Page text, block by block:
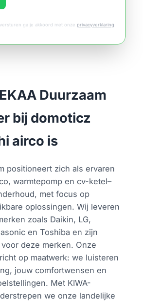
ga je akkoord met onze privacyverklaring
Duurzaam
bij domoticz
airco is
positioneert zich als ervaren
warmtepomp en cv-ketel–
met focus op
oplossingen. Wij leveren
zoals Daikin, LG,
en Toshiba en zijn
deze merken. Onze
op maatwerk: we luisteren
jouw comfortwensen en
Met KIWA-
we onze landelijke